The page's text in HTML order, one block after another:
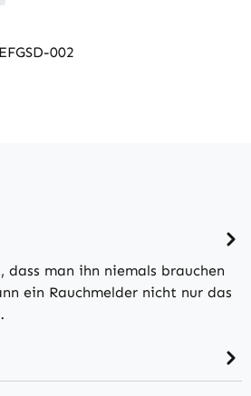
002
dass man ihn niemals brauchen
ein Rauchmelder nicht nur das